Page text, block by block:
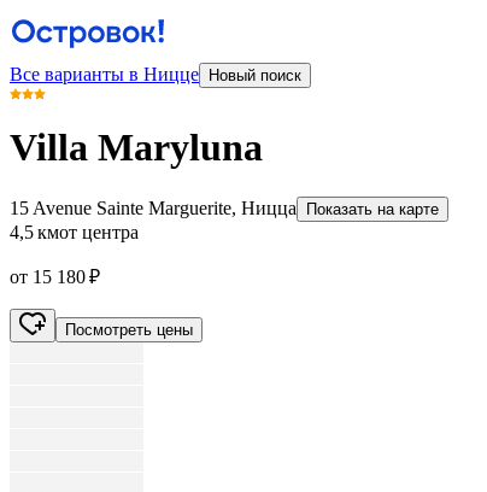
Все варианты в Ницце Новый поиск
Villa Maryluna
15 Avenue Sainte Marguerite, Ницца Показать на карте
4,5 кмот центра
от 15 180 ₽
Посмотреть цены